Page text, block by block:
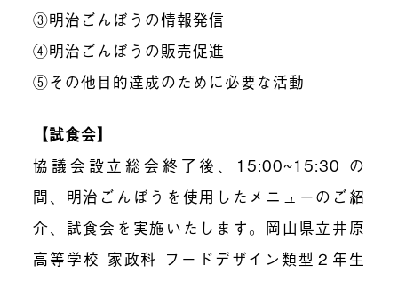
③明治ごんぼうの情報発信
④明治ごんぼうの販売促進
⑤その他目的達成のために必要な活動
【試食会】
協議会設立総会終了後、 15:00~15:30 の
間、明治ごんぼうを使用したメニューのご紹
介、試食会を実施いたします。岡山県立井原
高等学校 家政科 フードデザイン類型２年生